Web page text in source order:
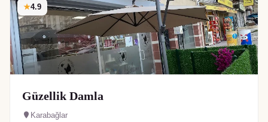
★4.9
Güzellik Damla
Karabağlar